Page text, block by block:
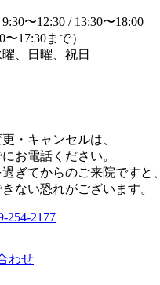
〜12:30 / 13:30〜18:00
〜17:30まで）
曜、日曜、祝日
・キャンセルは、
お電話ください。
過ぎてからのご来院ですと、
ない恐れがございます。
254-2177
わせ